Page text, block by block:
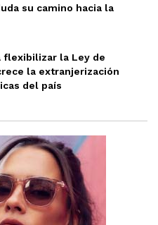
su camino hacia la
flexibilizar la Ley de
la extranjerización
del país